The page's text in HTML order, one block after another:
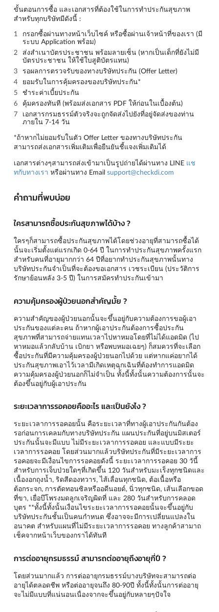
ขั้นตอนการซื้อ และเอกสารที่ต้องใช้ในการทำประกันสุขภาพ
สำหรับทุกบริษัทมีดังนี้ :
กรอกซื้อผ่านทางหน้าเว็บไซค์ หรือซื้อผ่านเจ้าหน้าที่ของเรา (มี
ระบบ Application พร้อม)
ส่งสำเนาบัตรประชาชน พร้อมลายเซ็น (หากเป็นเด็กที่ยังไม่มี
บัตรประชาชน ให้ใช้ใบสูติบัตรแทน)
รอผลการตรวจรับของทางบริษัทประกัน (Offer Letter)
ยอมรับในการคุ้มครองของบริษัทประกัน*
ชำระค่าเบี้ยประกัน
คุ้มครองทันที (พร้อมส่งเอกสาร PDF ให้ก่อนในเบื้องต้น)
เอกสารกรมธรรม์ตัวจริงจะถูกจัดส่งไปยังที่อยู่จัดส่งของท่าน
ภายใน 7-14 วัน
*ถ้าหากไม่ยอมรับในตัว Offer Letter ของทางบริษัทประกัน
สามารถส่งเอกสารเพิ่มเติมเพื่อยืนยันชี้แจงเพิ่มเติมได้
เอกสารต่างๆสามารถส่งเข้ามาเป็นรูปถ่ายได้ผ่านทาง LINE แช
ทกับทางเรา หรือผ่านทาง Email support@checkdi.com
คำถามที่พบบ่อย
ใครสามารถซื้อประกันสุขภาพได้บ้าง ?
ใครๆก็สามารถซื้อประกันสุขภาพได้โดยช่วงอายุที่สามารถซื้อได้
นั้นจะเริ่มตั้งแต่แรกเกิด 0-64 ปี ในการทำประกันสุขภาพครั้งแรก
สำหรับคนที่อายุมากกว่า 64 ปีที่อยากทำประกันสุขภาพนั้นทาง
บริษัทประกันจำเป็นที่จะต้องขอเอกสาร เวชระเบียน (ประวัติการ
รักษาย้อนหลัง 3-5 ปี) ในการสมัครทำประกันเข้ามา
ความคุ้มครองผู้ป่วยนอกสำคัญมั้ย ?
ความสำคัญของผู้ป่วยนอกนั้นจะขึ้นอยู่กับความต้องการขอผู้เอา
ประกันของแต่ละคน ถ้าหากผู้เอาประกันต้องการซื้อประกัน
สุขภาพที่สามารถจ่ายแทนเวลาไปหาหมอโดยที่ไม่ได้แอดมิด (ไป
หาหมอแล้วกลับบ้าน เบิกยา หรือพบหมอเฉยๆ) ก็สมควรที่จะเลือก
ซื้อประกันที่มีความคุ้มครองผู้ป่วยนอกไปด้วย แต่หากแค่อยากได้
ประกันสุขภาพเอาไว้เวลามีเกิดเหตุฉุกเฉินที่ต้องทำการแอดมิด
ความคุ้มครองผู้ป่วยนอกก็ไม่จำเป็น ทั้งนี้ทั้งนั้นความต้องการนั้นจะ
ต้องขึ้นอยู่กับผู้เอาประกัน
ระยะเวลาการรอคอยคืออะไร และเป็นยังไง ?
ระยะเวลาการรอคอยนั้น คือระยะเวลาที่ทางผู้เอาประกันกันต้อง
รอก่อนการเคลมกับทางบริษัทประกัน แผนประกันที่อยู่บนมิสเตอร์
ประกันนั้นจะมีแบบ ไม่มีระยะเวลาการรอคอย และแบบมีระยะ
เวลาการรอคอย โดยส่วนมากแล้วบริษัทประกันที่มีระยะเวลาการ
รอคอยจะมีเงื่อนไขการรอคอยดังนี้ ระยะเวลาการรอคอย 30 วันี้
สำหรับการเจ็บป่วยใดๆที่เกิดขึ้น 120 วันสำหรับมะเร็งทุกชนิดและ
เนื้องอกถุงน้ำ, ริดสีดองทวาร, ไส้เลื่อนทุกชนิด, ต้อเนื้อหรือ
ต้อกระจก, การตัดทอนซิลหรืออดีนอยด์, นิ่วทุกชนิด, เส้นเลือกขอด
ที่ขา, เยื่อบึโพรงมดลูกเจริญผิดที่ และ 280 วันสำหรับการคลอด
บุตร **ทั้งนี้ทั้งนั้นเงื่อนไขระยะเวลาการรอคอยนั้นจะขึ้นอยู่กับ
บริษัทประกันชั้นเป็นคนกำหนด ซึ่งอาจจะมีการเปลี่ยนแปลงใน
อนาคต สำหรับแผนที่ไม่มีระยะเวลาการรอคอย ทางลูกค้าสามาถ
เช็คจากหน้าเว็บของกราได้ทันที
การต่ออายุกรมธรรม์ สามารถต่ออายุถึงอายุกี่ปี ?
โดยส่วนมากแล้ว การต่ออายุกรมธรรม์บางบริษัทจะสามารถต่อ
อายุได้ตลอดชีพ หรือต่ออายุจนถึง 80-90ปี ทั้งนี้ทั้งนั้นการต่ออายุ
จะไม่มีแบบที่แน่นอนเนื่องจากจะขึ้นอยู่กับหลายๆปัจใจ